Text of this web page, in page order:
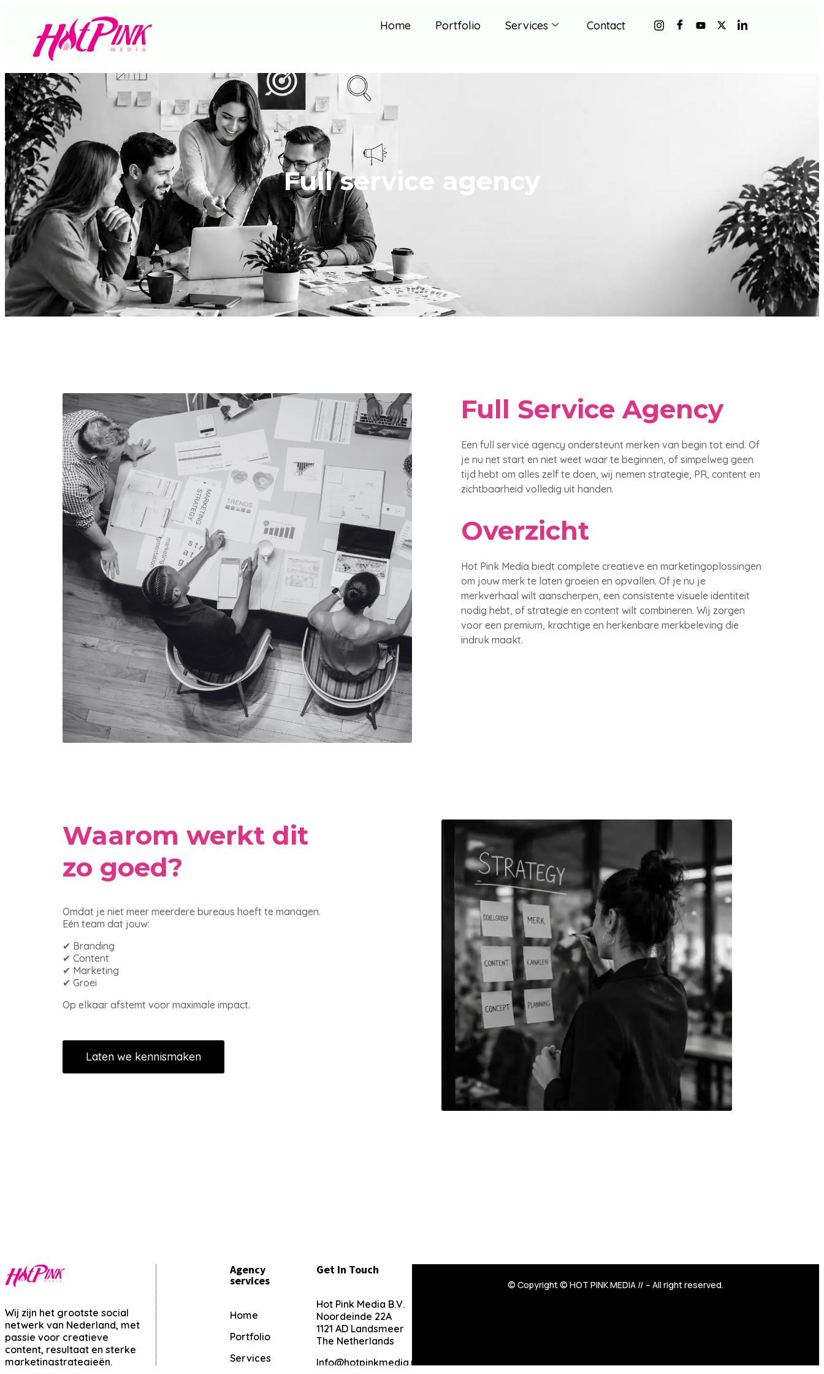
Home Portfolio Services Contact
Full service agency
Full Service Agency
Een full service agency ondersteunt merken van begin tot eind. Of
je nu net start en niet weet waar te beginnen, of simpelweg geen
tijd hebt om alles zelf te doen, wij nemen strategie, PR, content en
zichtbaarheid volledig uit handen.
Overzicht
Hot Pink Media biedt complete creatieve en marketingoplossingen
om jouw merk te laten groeien en opvallen. Of je nu je
merkverhaal wilt aanscherpen, een consistente visuele identiteit
nodig hebt, of strategie en content wilt combineren. Wij zorgen
voor een premium, krachtige en herkenbare merkbeleving die
indruk maakt.
Waarom werkt dit
zo goed?
Omdat je niet meer meerdere bureaus hoeft te managen.
Eén team dat jouw:
✔ Branding
✔ Content
✔ Marketing
✔ Groei
Op elkaar afstemt voor maximale impact.
Laten we kennismaken
Wij zijn het grootste social
netwerk van Nederland, met
passie voor creatieve
content, resultaat en sterke
marketingstrategieën.
Agency
services
Home
Portfolio
Services
Get In Touch
Hot Pink Media B.V.
Noordeinde 22A
1121 AD Landsmeer
The Netherlands
Info@hotpinkmedia.nl
© Copyright © HOT PINK MEDIA // – All right reserved.